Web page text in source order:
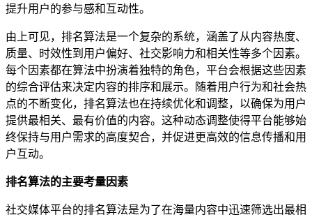
提升用户的参与感和互动性。
由上可见，排名算法是一个复杂的系统，涵盖了从内容热度、
质量、时效性到用户偏好、社交影响力和相关性等多个因素。
每个因素都在算法中扮演着独特的角色，平台会根据这些因素
的综合评估来决定内容的排序和展示。随着用户行为和社会热
点的不断变化，排名算法也在持续优化和调整，以确保为用户
提供最相关、最有价值的内容。这种动态调整使得平台能够始
终保持与用户需求的高度契合，并促进更高效的信息传播和用
户互动。
排名算法的主要考量因素
社交媒体平台的排名算法是为了在海量内容中迅速筛选出最相